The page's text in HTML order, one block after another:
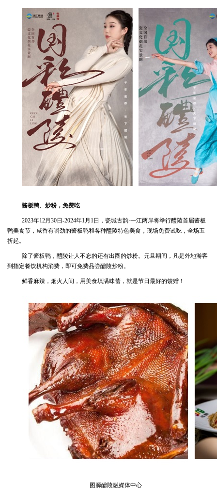
酱板鸭、炒粉，免费吃
2023年12月30日-2024年1月1日，瓷城古韵·一江两岸将举行醴陵首届酱板
鸭美食节，咸香有嚼劲的酱板鸭和各种醴陵特色美食，现场免费试吃，全场五
折起。
除了酱板鸭，醴陵让人不忘的还有出圈的炒粉。元旦期间，凡是外地游客
到指定餐饮机构消费，即可免费品尝醴陵炒粉。
鲜香麻辣，烟火人间，用美食填满味蕾，就是节日最好的馈赠！
图源醴陵融媒体中心